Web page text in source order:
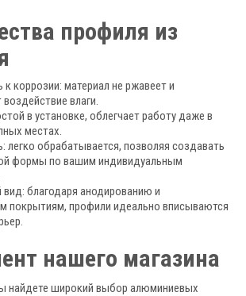
профиля из
к коррозии: материал не ржавеет и
влаги.
в установке, облегчает работу даже в
местах.
легко обрабатывается, позволяя создавать
формы по вашим индивидуальным
вид: благодаря анодированию и
покрытиям, профили идеально вписываются
нашего магазина
найдете широкий выбор алюминиевых